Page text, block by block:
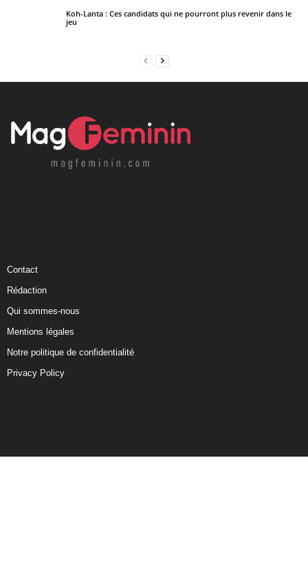
Koh-Lanta : Ces candidats qui ne pourront plus revenir dans le
jeu
Contact
Rédaction
Qui sommes-nous
Mentions légales
Notre politique de confidentialité
Privacy Policy